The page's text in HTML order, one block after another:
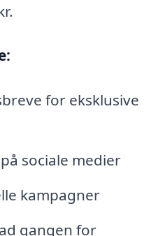
for eksklusive
sociale medier
kampagner
gangen for